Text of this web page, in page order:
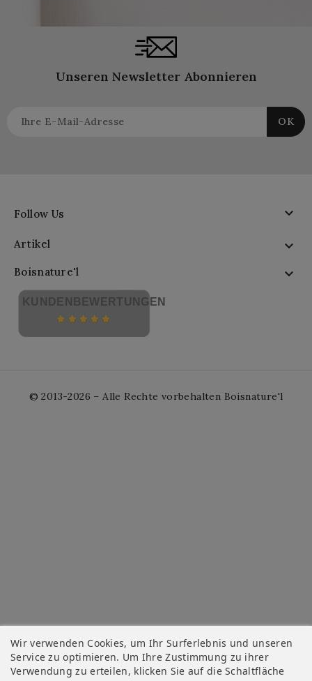
Unseren Newsletter Abonnieren
Follow Us 
Artikel 
Boisnature'l 
Wir verwenden Cookies, um Ihr Surferlebnis und unseren
Service zu optimieren. Um Ihre Zustimmung zu ihrer
Verwendung zu erteilen, klicken Sie auf die Schaltfläche
KUNDENBEWERTUNGEN
© 2013-2026 – Alle Rechte vorbehalten Boisnature'l